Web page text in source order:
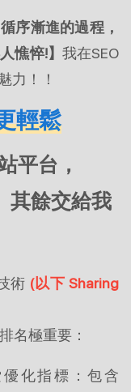
序漸進的過程，
憔悴!】 我在SEO
力！！
輕鬆
平台，
其餘交給我
術 (以下 Sharing
名極重要：
化指標：包含